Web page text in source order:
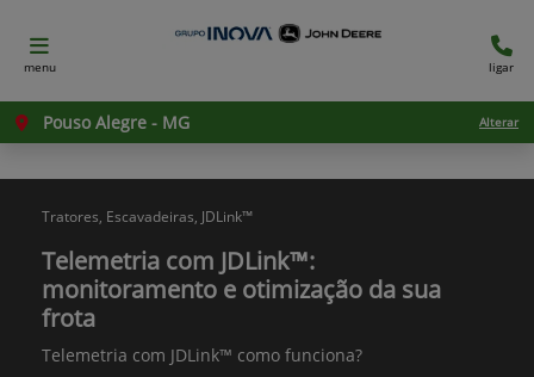
menu ligar
Pouso Alegre - MG Alterar
Tratores, Escavadeiras, JDLink™
Telemetria com JDLink™:
monitoramento e otimização da sua
frota
Telemetria com JDLink™ como funciona?